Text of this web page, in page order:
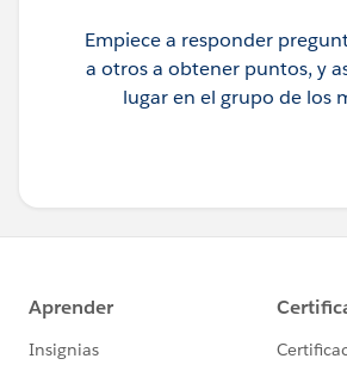
Empiece a responder
a otros a obtener puntos, y
lugar en el grupo de los